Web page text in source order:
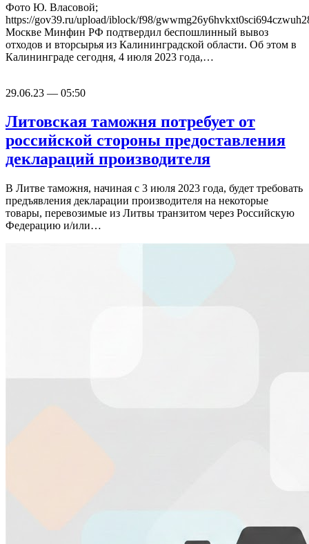
Фото Ю. Власовой;
https://gov39.ru/upload/iblock/f98/
Москве Минфин РФ подтвердил беспошлинный вывоз
отходов и вторсырья из Калининградской области. Об этом в
Калининграде сегодня, 4 июля 2023 года,…
29.06.23 — 05:50
Литовская таможня потребует от
российской стороны предоставления
деклараций производителя
В Литве таможня, начиная с 3 июля 2023 года, будет требовать
предъявления декларации производителя на некоторые
товары, перевозимые из Литвы транзитом через Российскую
Федерацию и/или…